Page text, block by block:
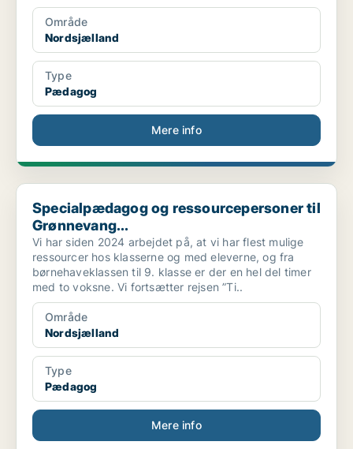
Område
Nordsjælland
Type
Pædagog
Mere info
Specialpædagog og ressourcepersoner til Grønnevang...
Specialpædagog og ressourcepersoner til
Grønnevang...
Vi har siden 2024 arbejdet på, at vi har flest mulige
ressourcer hos klasserne og med eleverne, og fra
børnehaveklassen til 9. klasse er der en hel del timer
med to voksne. Vi fortsætter rejsen ”Ti..
Område
Nordsjælland
Type
Pædagog
Mere info